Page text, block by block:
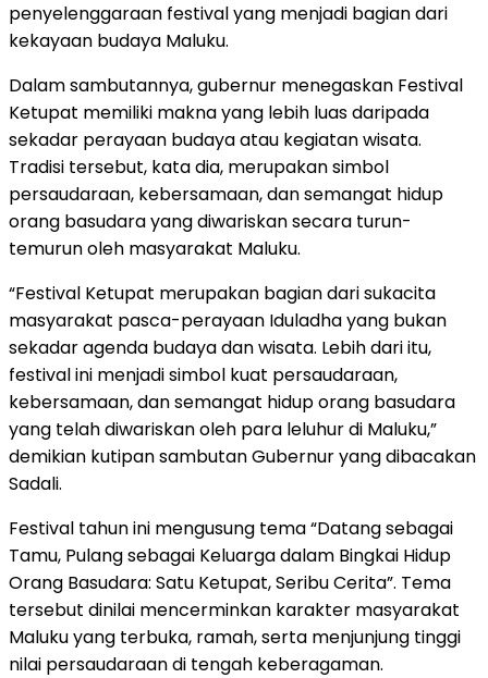
penyelenggaraan festival yang menjadi bagian dari
kekayaan budaya Maluku.
Dalam sambutannya, gubernur menegaskan Festival
Ketupat memiliki makna yang lebih luas daripada
sekadar perayaan budaya atau kegiatan wisata.
Tradisi tersebut, kata dia, merupakan simbol
persaudaraan, kebersamaan, dan semangat hidup
orang basudara yang diwariskan secara turun-
temurun oleh masyarakat Maluku.
“Festival Ketupat merupakan bagian dari sukacita
masyarakat pasca-perayaan Iduladha yang bukan
sekadar agenda budaya dan wisata. Lebih dari itu,
festival ini menjadi simbol kuat persaudaraan,
kebersamaan, dan semangat hidup orang basudara
yang telah diwariskan oleh para leluhur di Maluku,”
demikian kutipan sambutan Gubernur yang dibacakan
Sadali.
Festival tahun ini mengusung tema “Datang sebagai
Tamu, Pulang sebagai Keluarga dalam Bingkai Hidup
Orang Basudara: Satu Ketupat, Seribu Cerita”. Tema
tersebut dinilai mencerminkan karakter masyarakat
Maluku yang terbuka, ramah, serta menjunjung tinggi
nilai persaudaraan di tengah keberagaman.